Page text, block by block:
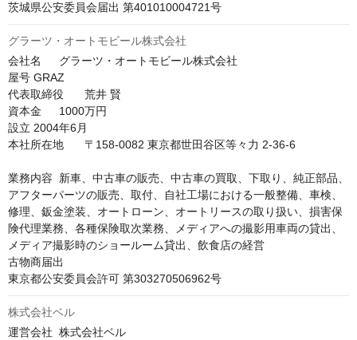
茨城県公安委員会届出 第401010004721号
グラーツ・オートモビール株式会社
会社名	グラーツ・オートモビール株式会社
屋号	GRAZ
代表取締役	荒井 賢
資本金	1000万円
設立	2004年6月
本社所在地	〒158-0082 東京都世田谷区等々力 2-36-6
業務内容	新車、中古車の販売、中古車の買取、下取り、純正部品、
アフターパーツの販売、取付、自社工場における一般整備、車検、
修理、鈑金塗装、オートローン、オートリースの取り扱い、損害保
険代理業務、各種保険取次業務、メディアへの撮影用車両の貸出、
メディア撮影時のショールーム貸出、飲食店の経営
古物商届出
東京都公安委員会許可 第303270506962号
株式会社ベル
運営会社	株式会社ベル